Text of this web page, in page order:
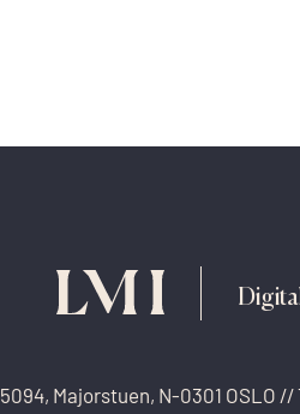
5094, Majorstuen, N-0301 OSLO //